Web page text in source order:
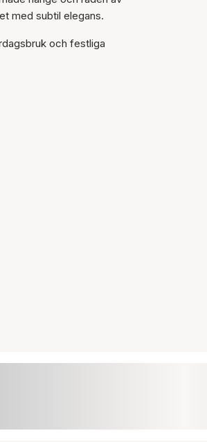
med subtil elegans.
och festliga